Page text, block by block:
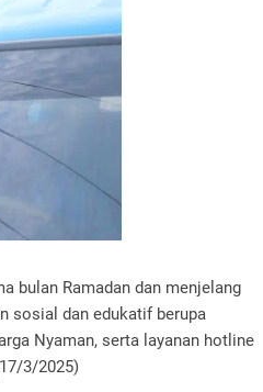
bulan Ramadan dan menjelang
sosial dan edukatif berupa
Nyaman, serta layanan hotline
3/2025)